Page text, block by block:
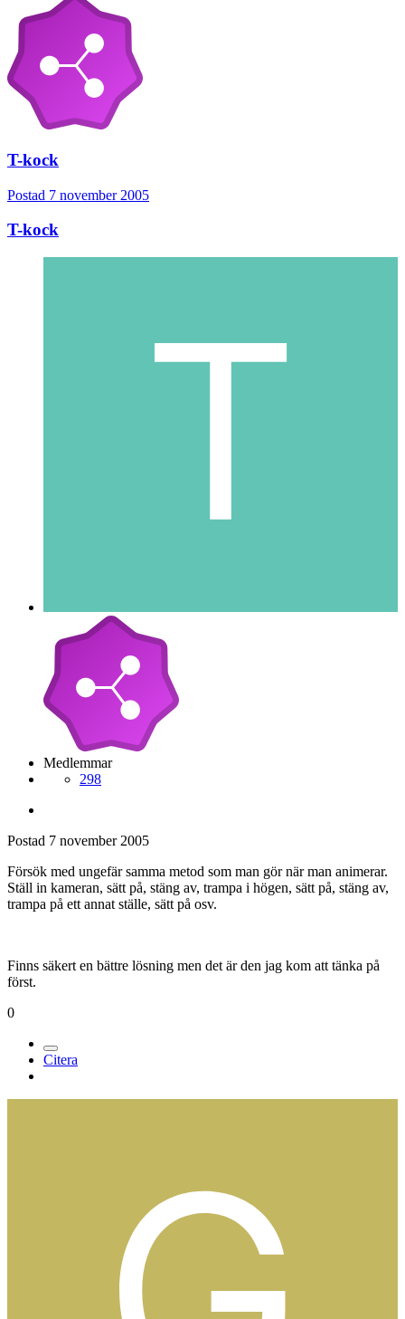
T-kock
Postad 7 november 2005
T-kock
Medlemmar
298
Postad 7 november 2005
Försök med ungefär samma metod som man gör när man animerar.
Ställ in kameran, sätt på, stäng av, trampa i högen, sätt på, stäng av,
trampa på ett annat ställe, sätt på osv.
Finns säkert en bättre lösning men det är den jag kom att tänka på
först.
0
Citera